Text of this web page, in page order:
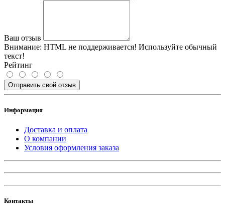
Ваш отзыв
Внимание: HTML не поддерживается! Используйте обычный
текст!
Рейтинг
Отправить свой отзыв
Информация
Доставка и оплата
О компании
Условия оформления заказа
Контакты